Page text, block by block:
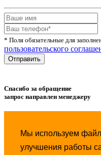
Мы используем
улучшения работы
* Поля обязательные для
пользовательского
Спасибо за обращение
запрос направлен менеджеру
Товар успешноудалениз